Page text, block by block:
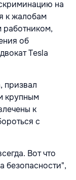
на
к жалобам
работником,
об
Tesla
призвал
крупным
к
с
Вот что
безопасности",